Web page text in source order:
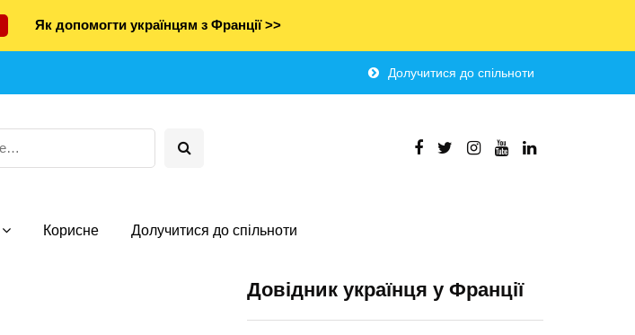
Як допомогти українцям з Франції >>
Долучитися до спільноти
Корисне Долучитися до спільноти
Довідник українця у Франції